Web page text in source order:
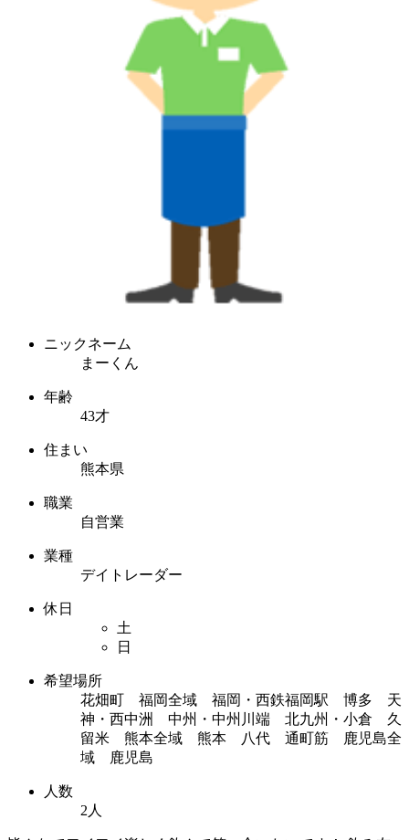
ニックネーム
まーくん
年齢
43才
住まい
熊本県
職業
自営業
業種
デイトレーダー
休日
土
日
希望場所
花畑町 福岡全域 福岡・西鉄福岡駅 博多 天
神・西中洲 中州・中州川端 北九州・小倉 久
留米 熊本全域 熊本 八代 通町筋 鹿児島全
域 鹿児島
人数
2人